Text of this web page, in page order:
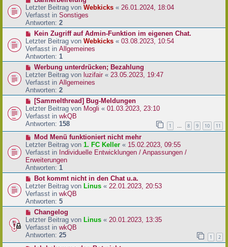
a
g
B
e
i
t
a
g
e
u
e
r
B
e
i
t
a
g
Letzter Beitrag von Webkicks « 26.01.2024, 18:04
Verfasst in Sonstiges
Antworten: 2
N
e
u
e
r
B
e
i
t
a
g
Kein Zugriff auf Admin-Funktion im eigenen Chat.
Letzter Beitrag von Webkicks « 03.08.2023, 10:54
Verfasst in Allgemeines
Antworten: 1
N
e
u
e
r
B
e
i
t
a
g
Werbung unterdrücken; Bezahlung
Letzter Beitrag von luzifair « 23.05.2023, 19:47
Verfasst in Allgemeines
Antworten: 2
N
e
u
e
r
B
e
i
t
r
a
g
[Sammelthread] Bug-Meldungen
Letzter Beitrag von Mogli « 01.03.2023, 23:10
Verfasst in wkQB
Antworten: 158 1 … 8 9 10 11
N
e
u
e
r
B
e
i
t
r
a
g
Mod Menü funktioniert nicht mehr
Letzter Beitrag von 1. FC Keller « 15.02.2023, 09:55
Verfasst in Individuelle Entwicklungen / Anpassungen /
Erweiterungen
Antworten: 1
N
e
u
e
r
B
e
i
t
Bot kommt nicht in den Chat u.a.
Letzter Beitrag von Linus « 22.01.2023, 20:53
Verfasst in wkQB
Antworten: 5
N
e
u
e
r
Changelog
Letzter Beitrag von Linus « 20.01.2023, 13:35
Verfasst in wkQB
Antworten: 25 1 2